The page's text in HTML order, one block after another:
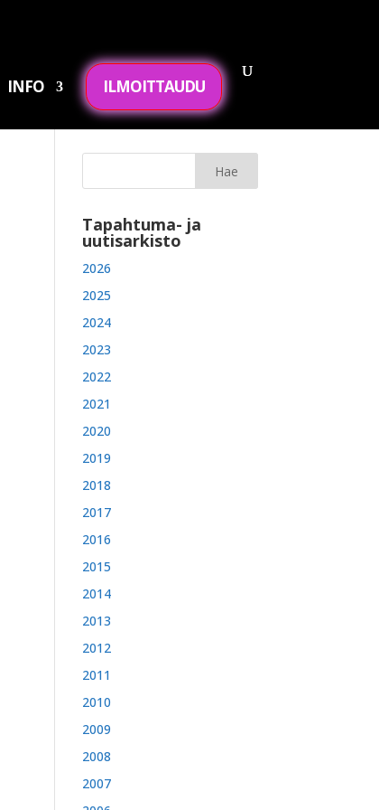
INFO ILMOITTAUDU
Tapahtuma- ja
uutisarkisto
2026
2025
2024
2023
2022
2021
2020
2019
2018
2017
2016
2015
2014
2013
2012
2011
2010
2009
2008
2007